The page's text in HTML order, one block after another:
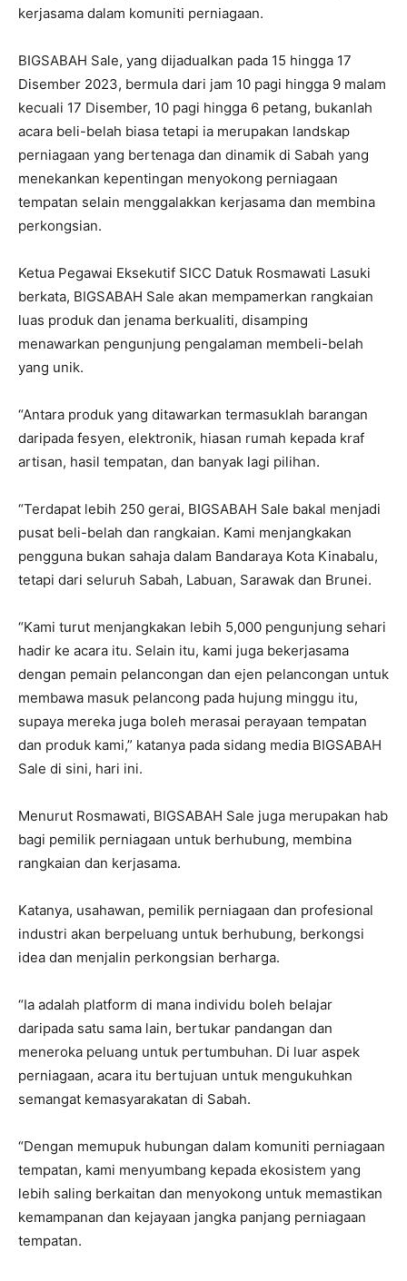
kerjasama dalam komuniti perniagaan.
BIGSABAH Sale, yang dijadualkan pada 15 hingga 17
Disember 2023, bermula dari jam 10 pagi hingga 9 malam
kecuali 17 Disember, 10 pagi hingga 6 petang, bukanlah
acara beli-belah biasa tetapi ia merupakan landskap
perniagaan yang bertenaga dan dinamik di Sabah yang
menekankan kepentingan menyokong perniagaan
tempatan selain menggalakkan kerjasama dan membina
perkongsian.
Ketua Pegawai Eksekutif SICC Datuk Rosmawati Lasuki
berkata, BIGSABAH Sale akan mempamerkan rangkaian
luas produk dan jenama berkualiti, disamping
menawarkan pengunjung pengalaman membeli-belah
yang unik.
“Antara produk yang ditawarkan termasuklah barangan
daripada fesyen, elektronik, hiasan rumah kepada kraf
artisan, hasil tempatan, dan banyak lagi pilihan.
“Terdapat lebih 250 gerai, BIGSABAH Sale bakal menjadi
pusat beli-belah dan rangkaian. Kami menjangkakan
pengguna bukan sahaja dalam Bandaraya Kota Kinabalu,
tetapi dari seluruh Sabah, Labuan, Sarawak dan Brunei.
“Kami turut menjangkakan lebih 5,000 pengunjung sehari
hadir ke acara itu. Selain itu, kami juga bekerjasama
dengan pemain pelancongan dan ejen pelancongan untuk
membawa masuk pelancong pada hujung minggu itu,
supaya mereka juga boleh merasai perayaan tempatan
dan produk kami,” katanya pada sidang media BIGSABAH
Sale di sini, hari ini.
Menurut Rosmawati, BIGSABAH Sale juga merupakan hab
bagi pemilik perniagaan untuk berhubung, membina
rangkaian dan kerjasama.
Katanya, usahawan, pemilik perniagaan dan profesional
industri akan berpeluang untuk berhubung, berkongsi
idea dan menjalin perkongsian berharga.
“Ia adalah platform di mana individu boleh belajar
daripada satu sama lain, bertukar pandangan dan
meneroka peluang untuk pertumbuhan. Di luar aspek
perniagaan, acara itu bertujuan untuk mengukuhkan
semangat kemasyarakatan di Sabah.
“Dengan memupuk hubungan dalam komuniti perniagaan
tempatan, kami menyumbang kepada ekosistem yang
lebih saling berkaitan dan menyokong untuk memastikan
kemampanan dan kejayaan jangka panjang perniagaan
tempatan.